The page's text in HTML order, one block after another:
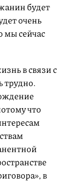
будет
очень
мы сейчас
в связи с
трудно.
что
в